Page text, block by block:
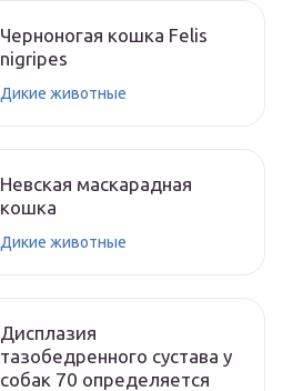
Черноногая кошка Felis
nigripes
Дикие животные
Невская маскарадная
кошка
Дикие животные
Дисплазия
тазобедренного сустава у
собак 70 определяется